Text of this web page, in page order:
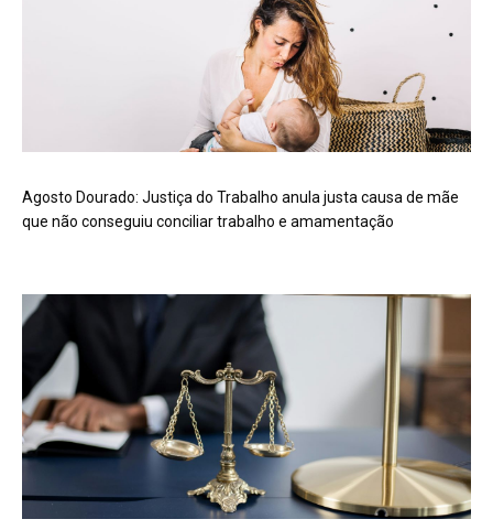
Agosto Dourado: Justiça do Trabalho anula justa causa de mãe
que não conseguiu conciliar trabalho e amamentação